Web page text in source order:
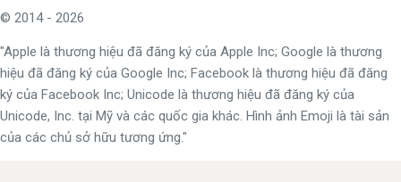
© 2014 - 2026
"Apple là thương hiệu đã đăng ký của Apple Inc; Google là thương
hiệu đã đăng ký của Google Inc; Facebook là thương hiệu đã đăng
ký của Facebook Inc; Unicode là thương hiệu đã đăng ký của
Unicode, Inc. tại Mỹ và các quốc gia khác. Hình ảnh Emoji là tài sản
của các chủ sở hữu tương ứng."